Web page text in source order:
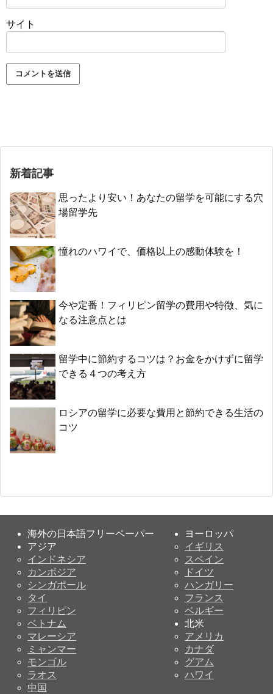
サイト
新着記事
思ったより安い！あなたの留学を可能にする穴
場留学先
憧れのハワイで、価格以上の感動体験を！
今や定番！フィリピン留学の費用や特徴、気に
なる注意点とは
留学中に節約するコツは？お金をかけずに留学
できる４つの考え方
ロシアの留学に必要な費用と節約できる生活の
コツ
海外の日本語フリーペーパー
アジア
インドネシア
カンボジア
シンガポール
タイ
フィリピン
ベトナム
マレーシア
ミャンマー
モンゴル
ラオス
中国
ヨーロッパ
イギリス
スペイン
ドイツ
ハンガリー
フランス
ベルギー
北米
アメリカ
カナダ
グアム
ハワイ